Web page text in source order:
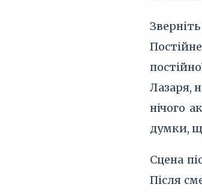
Лазаря,
нічого
думки,
Сцена
Після